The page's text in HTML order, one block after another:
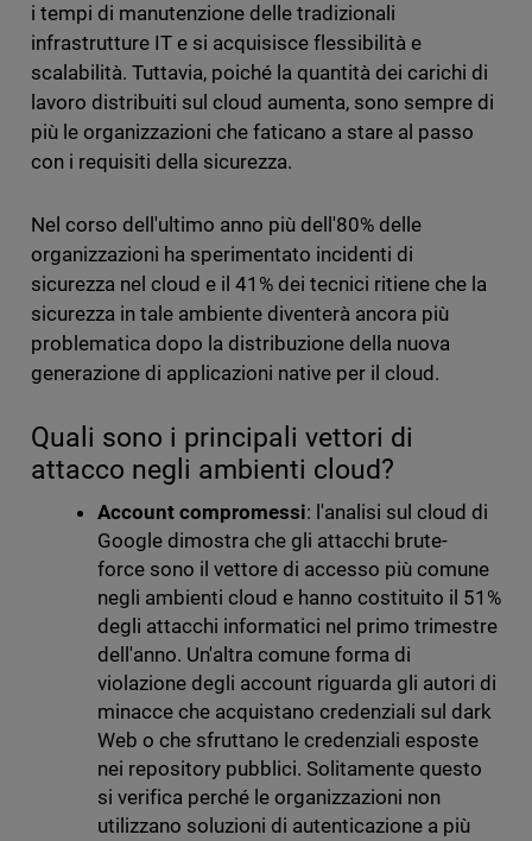
i tempi di manutenzione delle tradizionali
infrastrutture IT e si acquisisce flessibilità e
scalabilità. Tuttavia, poiché la quantità dei carichi di
lavoro distribuiti sul cloud aumenta, sono sempre di
più le organizzazioni che faticano a stare al passo
con i requisiti della sicurezza.
Nel corso dell'ultimo anno più dell'80% delle
organizzazioni ha sperimentato incidenti di
sicurezza nel cloud e il 41% dei tecnici ritiene che la
sicurezza in tale ambiente diventerà ancora più
problematica dopo la distribuzione della nuova
generazione di applicazioni native per il cloud.
Quali sono i principali vettori di
attacco negli ambienti cloud?
Account compromessi: l'analisi sul cloud di
Google dimostra che gli attacchi brute-
force sono il vettore di accesso più comune
negli ambienti cloud e hanno costituito il 51%
degli attacchi informatici nel primo trimestre
dell'anno. Un'altra comune forma di
violazione degli account riguarda gli autori di
minacce che acquistano credenziali sul dark
Web o che sfruttano le credenziali esposte
nei repository pubblici. Solitamente questo
si verifica perché le organizzazioni non
utilizzano soluzioni di autenticazione a più